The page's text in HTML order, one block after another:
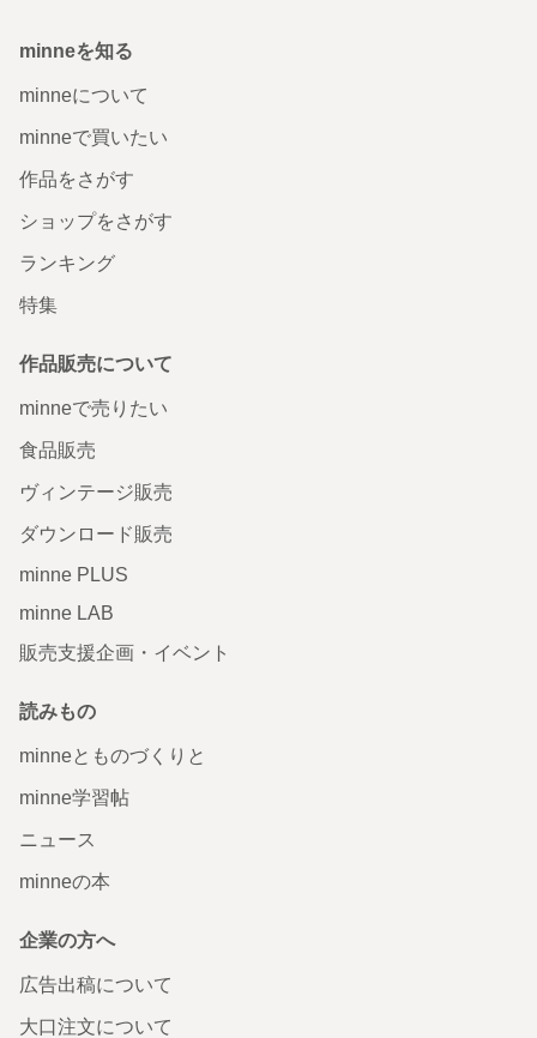
minneを知る
minneについて
minneで買いたい
作品をさがす
ショップをさがす
ランキング
特集
作品販売について
minneで売りたい
食品販売
ヴィンテージ販売
ダウンロード販売
minne PLUS
minne LAB
販売支援企画・イベント
読みもの
minneとものづくりと
minne学習帖
ニュース
minneの本
企業の方へ
広告出稿について
大口注文について